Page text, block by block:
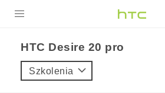
VIVE
‎HTC Desire 20 pro‎
Szkolenia